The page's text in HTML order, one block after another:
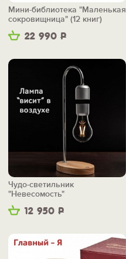
22 990 Р
Мини-библиотека "Маленькая
сокровищница" (12 книг)
12 950 Р
Чудо-светильник
"Невесомость"